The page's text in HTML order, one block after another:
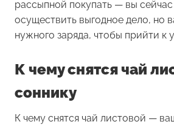
рассыпной покупать — вы
осуществить выгодное дело, но
нужного заряда, чтобы прийти к
К чему снятся чай
соннику
К чему снятся чай листовой —